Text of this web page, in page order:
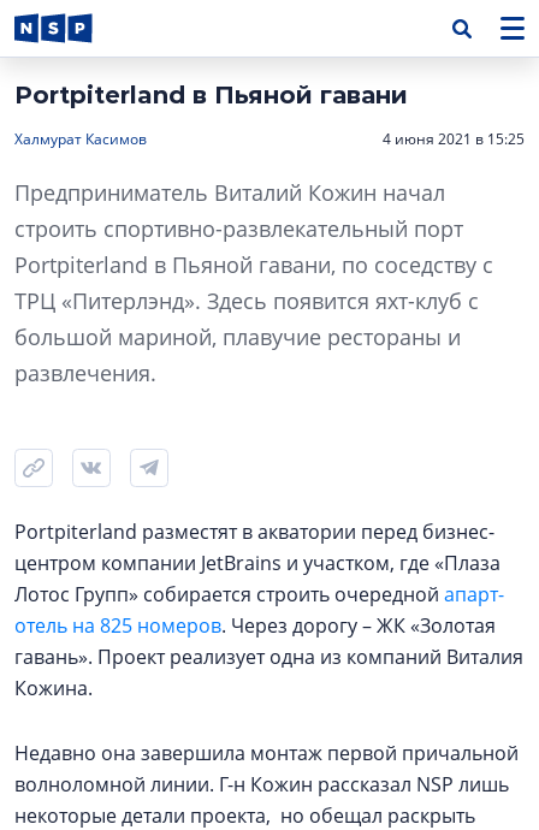
Portpiterland в Пьяной гавани
Халмурат Касимов 4 июня 2021 в 15:25
Предприниматель Виталий Кожин начал
строить спортивно-развлекательный порт
Portpiterland в Пьяной гавани, по соседству с
ТРЦ «Питерлэнд». Здесь появится яхт-клуб с
большой мариной, плавучие рестораны и
развлечения.
Portpiterland разместят в акватории перед бизнес-
центром компании JetBrains и участком, где «Плаза
Лотос Групп» собирается строить очередной апарт-
отель на 825 номеров. Через дорогу – ЖК «Золотая
гавань». Проект реализует одна из компаний Виталия
Кожина.
Недавно она завершила монтаж первой причальной
волноломной линии. Г-н Кожин рассказал NSP лишь
некоторые детали проекта, но обещал раскрыть